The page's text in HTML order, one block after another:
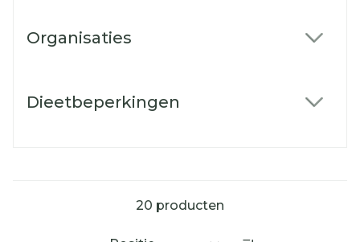
Organisaties
Dieetbeperkingen
20 producten